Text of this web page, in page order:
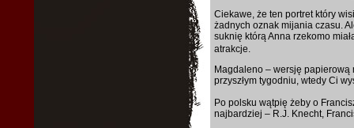
Ciekawe, że ten portret który
żadnych oznak mijania czasu.
suknię którą Anna rzekomo
atrakcje.
Magdaleno – wersję papierową
przyszłym tygodniu, wtedy Ci
Po polsku wątpię żeby o
najbardziej – R.J. Knecht,